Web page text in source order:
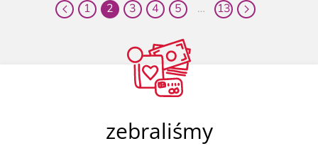
1 2 3 4 5 … 13
zebraliśmy